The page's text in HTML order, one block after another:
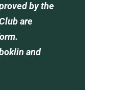
by the
are
and